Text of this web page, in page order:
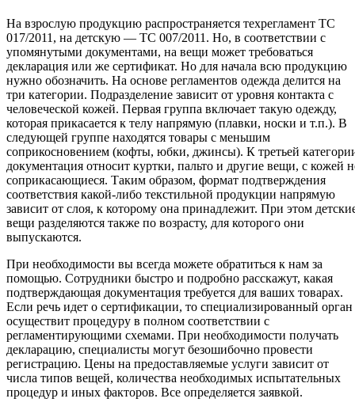
На взрослую продукцию распространяется техрегламент ТС
017/2011, на детскую — ТС 007/2011. Но, в соответствии с
упомянутыми документами, на вещи может требоваться
декларация или же сертификат. Но для начала всю продукцию
нужно обозначить. На основе регламентов одежда делится на
три категории. Подразделение зависит от уровня контакта с
человеческой кожей. Первая группа включает такую одежду,
которая прикасается к телу напрямую (плавки, носки и т.п.). В
следующей группе находятся товары с меньшим
соприкосновением (кофты, юбки, джинсы). К третьей
документация относит куртки, пальто и другие вещи, с кожей
соприкасающиеся. Таким образом, формат подтверждения
соответствия какой-либо текстильной продукции напрямую
зависит от слоя, к которому она принадлежит. При этом
вещи разделяются также по возрасту, для которого они
выпускаются.
При необходимости вы всегда можете обратиться к нам за
помощью. Сотрудники быстро и подробно расскажут, какая
подтверждающая документация требуется для ваших товарах.
Если речь идет о сертификации, то специализированный орган
осуществит процедуру в полном соответствии с
регламентирующими схемами. При необходимости получать
декларацию, специалисты могут безошибочно провести
регистрацию. Цены на предоставляемые услуги зависит от
числа типов вещей, количества необходимых испытательных
процедур и иных факторов. Все определяется заявкой.